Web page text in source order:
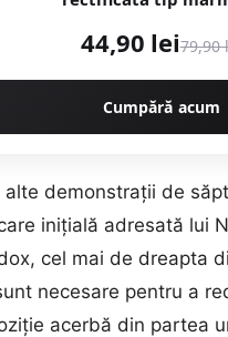
44,90 lei79,90
Cumpără acum
demonstrații de
inițială adresată lui
cel mai de dreapta
necesare pentru a
acerbă din partea